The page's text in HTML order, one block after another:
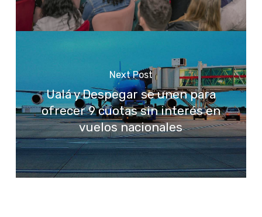
Next Post
Ualá y Despegar se unen para
ofrecer 9 cuotas sin interés en
vuelos nacionales